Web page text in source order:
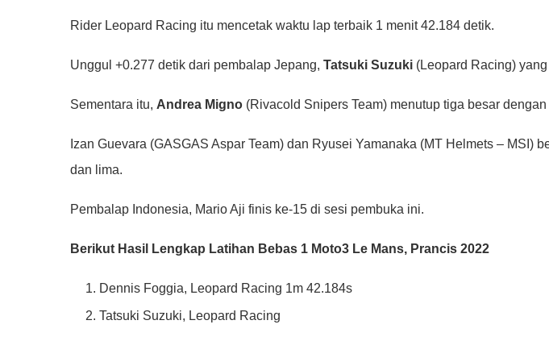
Rider Leopard Racing itu mencetak waktu lap terbaik 1 menit 42.184 detik.
Unggul +0.277 detik dari pembalap Jepang, Tatsuki Suzuki (Leopard Racing)
Sementara itu, Andrea Migno (Rivacold Snipers Team) menutup tiga besar
Izan Guevara (GASGAS Aspar Team) dan Ryusei Yamanaka (MT Helmets – MSI)
dan lima.
Pembalap Indonesia, Mario Aji finis ke-15 di sesi pembuka ini.
Berikut Hasil Lengkap Latihan Bebas 1 Moto3 Le Mans, Prancis 2022
Dennis Foggia, Leopard Racing 1m 42.184s
Tatsuki Suzuki, Leopard Racing